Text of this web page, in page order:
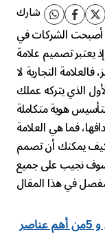
شارك
أصبحت الشركات في
يعتبر تصميم علامة
التجارية لا
الذي يتركه عملك
هوية متكاملة
فما هي العلامة
وكيف يمكنك أن تصمم
سوف نجيب على جميع
أفضل شركة تصميم هوية تجارية في دبي و 5من أهم عناصر